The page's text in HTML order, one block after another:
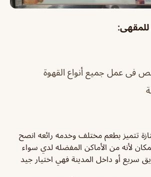
للمقهى:
فى عمل جميع أنواع القهوة
تتميز بطعم مختلف وخدمه رائعه انصح
لأنه من الأماكن المفضله لدي سواء
سريع أو داخل المدينة فهي اختيار جيد